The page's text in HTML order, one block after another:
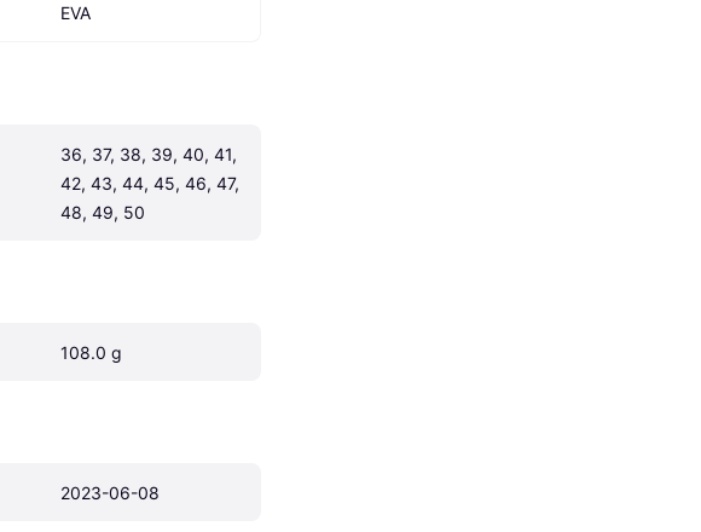
EVA
36, 37, 38, 39, 40, 41,
42, 43, 44, 45, 46, 47,
48, 49, 50
108.0 g
2023-06-08